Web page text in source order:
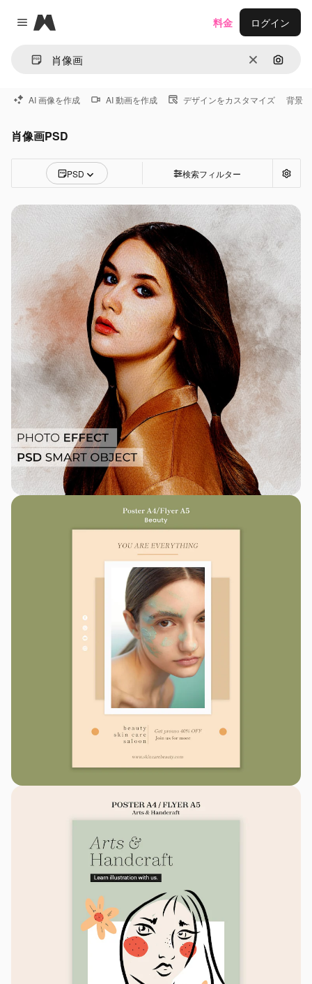
Close menu
Magnific
消去 画像で
料金 ログイン
AI 画像を作成 AI 動画を作成 デザインをカスタマイズ 背景
肖像画PSD
PSD 検索フィルター